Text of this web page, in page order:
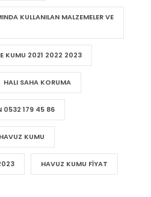
KULLANILAN MALZEMELER VE
KUMU 2021 2022 2023
HALI SAHA KORUMA
0532 179 45 86
HAVUZ KUMU
HAVUZ KUMU FIYAT